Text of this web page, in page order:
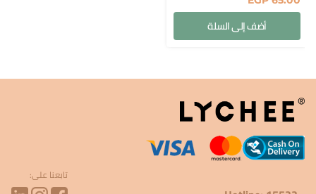
أضف إلى السلة
تابعنا على: